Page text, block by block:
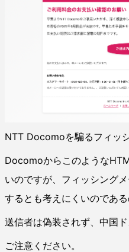
NTT Docomoを騙るフィッ
Docomoからこのような
いのですが、フィッシング
するとも考えにくいのであ
送信者は偽装されず、中国ド
ご注意ください。